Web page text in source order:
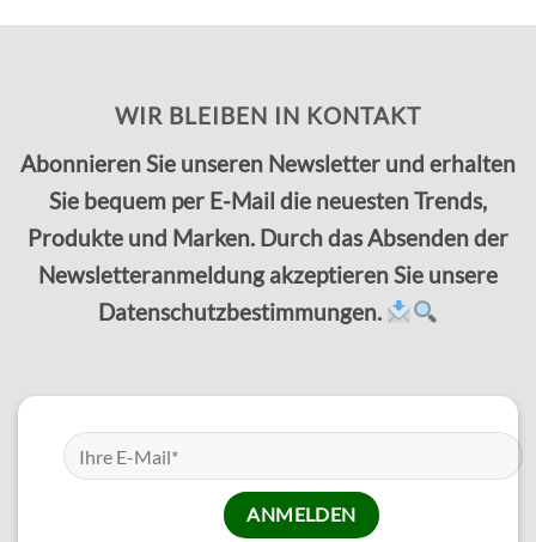
WIR BLEIBEN IN KONTAKT
Abonnieren Sie unseren Newsletter und erhalten
Sie bequem per E-Mail die neuesten Trends,
Produkte und Marken. Durch das Absenden der
Newsletteranmeldung akzeptieren Sie unsere
Datenschutzbestimmungen.